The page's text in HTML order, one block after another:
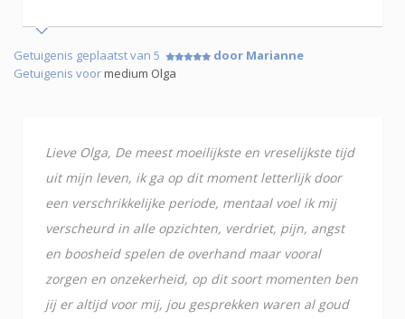
Getuigenis geplaatst van 5
door Marianne
Getuigenis voormedium Olga
Lieve Olga, De meest moeilijkste en vreselijkste tijd
uit mijn leven, ik ga op dit moment letterlijk door
een verschrikkelijke periode, mentaal voel ik mij
verscheurd in alle opzichten, verdriet, pijn, angst
en boosheid spelen de overhand maar vooral
zorgen en onzekerheid, op dit soort momenten ben
jij er altijd voor mij, jou gesprekken waren al goud